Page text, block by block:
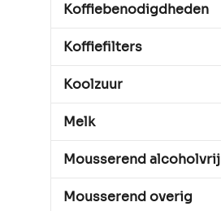
Koffiebenodigdheden
Koffiefilters
Koolzuur
Melk
Mousserend alcoholvrij
Mousserend overig